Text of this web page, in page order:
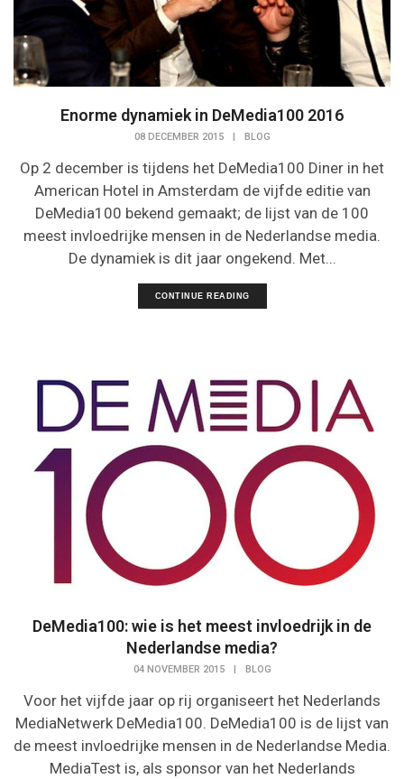
Enorme dynamiek in DeMedia100 2016
08 DECEMBER 2015 | BLOG
Op 2 december is tijdens het DeMedia100 Diner in het
American Hotel in Amsterdam de vijfde editie van
DeMedia100 bekend gemaakt; de lijst van de 100
meest invloedrijke mensen in de Nederlandse media.
De dynamiek is dit jaar ongekend. Met...
CONTINUE READING
DeMedia100: wie is het meest invloedrijk in de
Nederlandse media?
04 NOVEMBER 2015 | BLOG
Voor het vijfde jaar op rij organiseert het Nederlands
MediaNetwerk DeMedia100. DeMedia100 is de lijst van
de meest invloedrijke mensen in de Nederlandse Media.
MediaTest is, als sponsor van het Nederlands